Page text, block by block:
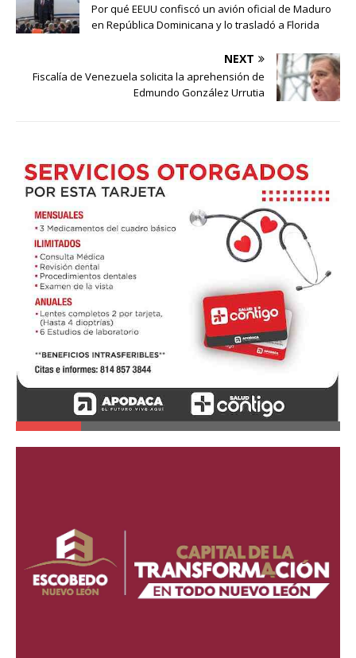
Por qué EEUU confiscó un avión oficial de Maduro
en República Dominicana y lo trasladó a Florida
NEXT
Fiscalía de Venezuela solicita la aprehensión de
Edmundo González Urrutia